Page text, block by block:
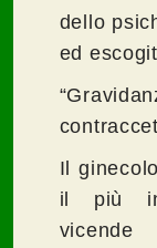
dello
ed
Il
il più